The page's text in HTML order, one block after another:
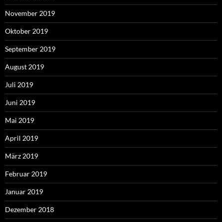
November 2019
Oktober 2019
September 2019
August 2019
Juli 2019
Juni 2019
Mai 2019
April 2019
März 2019
Februar 2019
Januar 2019
Dezember 2018